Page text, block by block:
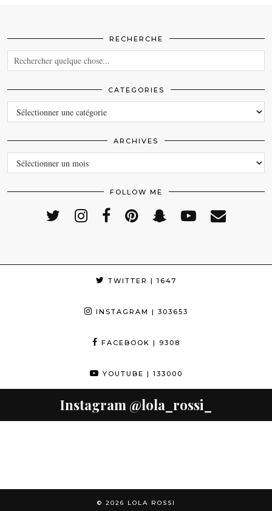
RECHERCHE
CATEGORIES
CATEGORIES
ARCHIVES
ARCHIVES
FOLLOW ME
TWITTER | 1647
INSTAGRAM | 303653
FACEBOOK | 9308
YOUTUBE | 133000
Instagram @lola_rossi_
© 2026 LOLA ROSSI